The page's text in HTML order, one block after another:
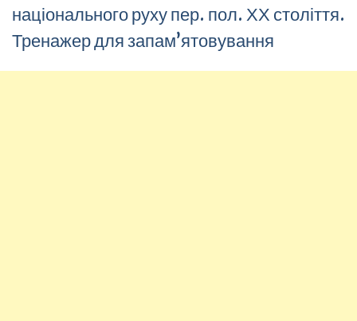
національного руху пер. пол. ХХ століття.
Тренажер для запам’ятовування